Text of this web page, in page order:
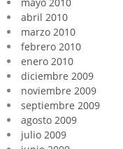
mayo 2010
abril 2010
marzo 2010
febrero 2010
enero 2010
diciembre 2009
noviembre 2009
septiembre 2009
agosto 2009
julio 2009